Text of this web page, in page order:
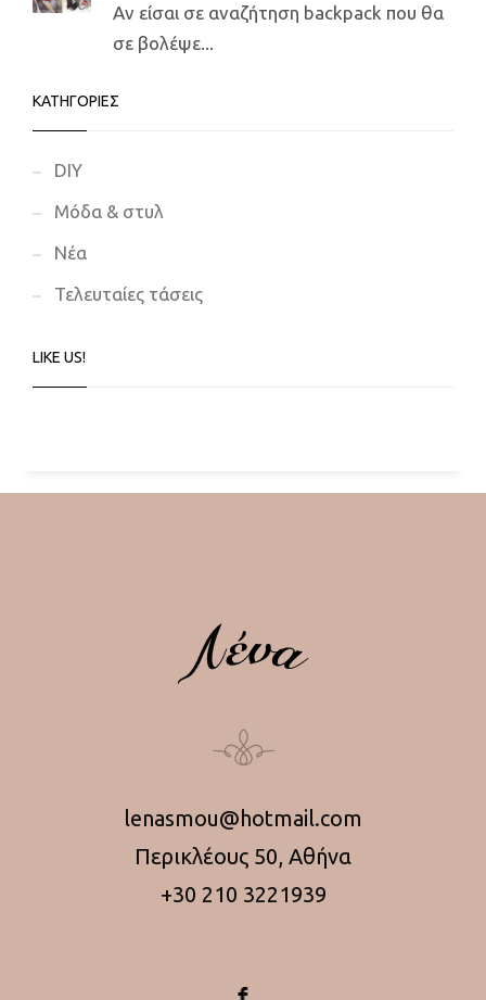
Αν είσαι σε αναζήτηση backpack που θα
σε βολέψε...
ΚΑΤΗΓΟΡΙΕΣ
DIY
Μόδα & στυλ
Νέα
Τελευταίες τάσεις
LIKE US!
lenasmou@hotmail.com
Περικλέους 50, Αθήνα
+30 210 3221939